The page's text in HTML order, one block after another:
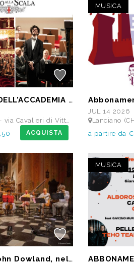
ORCHESTRA DELL’ACCADEMIA TEATRO ALLA SCALA di Milano
di Vittorio Veneto - Teatro dei Marsi
ACQUISTA
MUSICA
JUL 14 2026
Lanciano (CH) - Strada de'
a partire da
Omaggio a John Dowland, nel 400° anniversario della morte
MUSICA